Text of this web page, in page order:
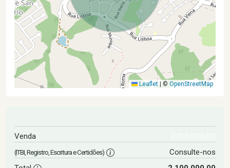
Leaflet © OpenStreetMap
Venda
(ITBI, Registro, Escritura e Certidões)
Consulte-nos